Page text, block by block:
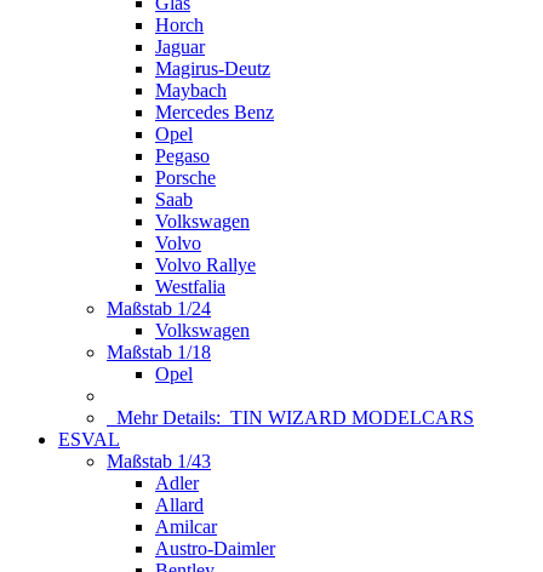
Horch
Jaguar
Magirus-Deutz
Maybach
Mercedes Benz
Opel
Pegaso
Porsche
Saab
Volkswagen
Volvo
Volvo Rallye
Westfalia
Maßstab 1/24
Volkswagen
Maßstab 1/18
Opel
Mehr Details: TIN WIZARD MODELCARS
ESVAL
Maßstab 1/43
Adler
Allard
Amilcar
Austro-Daimler